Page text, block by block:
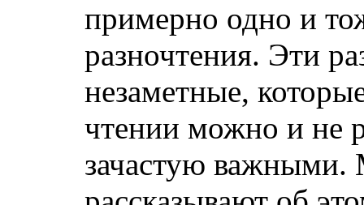
примерно одно и
разночтения. Эти
незаметные,
чтении можно и не
зачастую важными.